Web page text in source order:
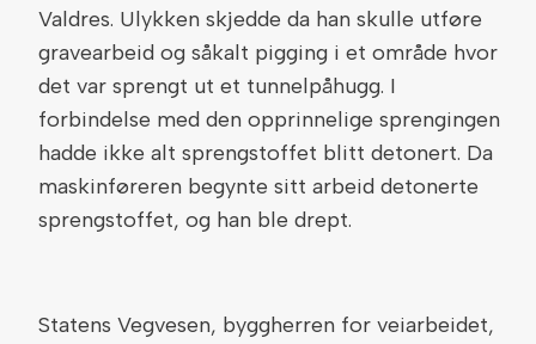
Valdres. Ulykken skjedde da han skulle utføre
gravearbeid og såkalt pigging i et område hvor
det var sprengt ut et tunnelpåhugg. I
forbindelse med den opprinnelige sprengingen
hadde ikke alt sprengstoffet blitt detonert. Da
maskinføreren begynte sitt arbeid detonerte
sprengstoffet, og han ble drept.
Statens Vegvesen, byggherren for veiarbeidet,